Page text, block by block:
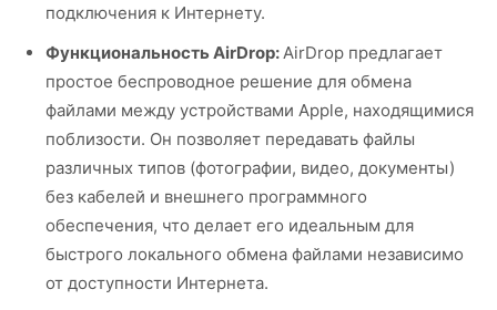
подключения к Интернету.
Функциональность AirDrop: AirDrop предлагает
простое беспроводное решение для обмена
файлами между устройствами Apple, находящимися
поблизости. Он позволяет передавать файлы
различных типов (фотографии, видео, документы)
без кабелей и внешнего программного
обеспечения, что делает его идеальным для
быстрого локального обмена файлами независимо
от доступности Интернета.